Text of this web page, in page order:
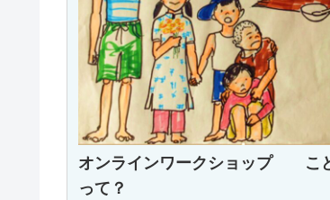
オンラインワークショップ こ
って？